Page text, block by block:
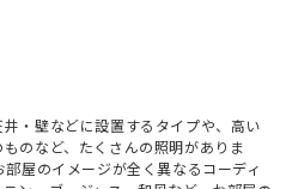
・壁などに設置するタイプや、高い
のなど、たくさんの照明がありま
屋のイメージが全く異なるコーディ